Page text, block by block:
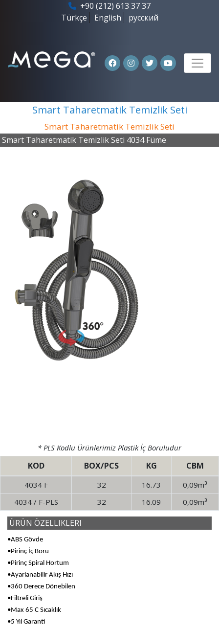
+90 (212) 613 37 37
Türkçe
English русский
Smart Taharetmatik Temizlik Seti
Smart Taharetmatik Temizlik Seti
Smart Taharetmatik Temizlik Seti 4034 Füme
* PLS Kodlu Ürünlerimiz Plastik İç Boruludur
KOD BOX/PCS KG CBM
4034 F 32 16.73
0,09m³
4034 / F-PLS
32 16.09 0,09m³
ÜRÜN ÖZELLIKLERI
•ABS Gövde
•Pirinç İç Boru
•Pirinç Spiral Hortum
•Ayarlanabilir Akış Hızı
•360 Derece Dönebilen
•Filtreli Giriş
•Max 65 C Sıcaklık
•5 Yıl Garanti